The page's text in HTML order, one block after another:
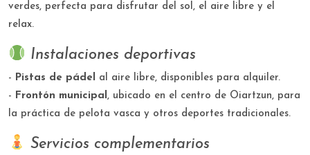
verdes, perfecta para disfrutar del sol, el aire libre y el
relax.
Instalaciones deportivas
- Pistas de pádel al aire libre, disponibles para alquiler.
- Frontón municipal, ubicado en el centro de Oiartzun, para
la práctica de pelota vasca y otros deportes tradicionales.
Servicios complementarios